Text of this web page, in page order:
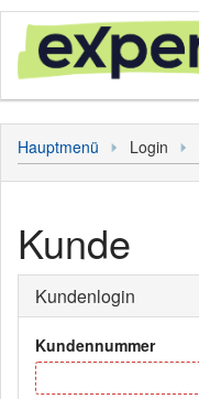
Login
Bediener
Personal
Sonstiges
Hauptmenü
Hauptmenü Login
Kunde
Kundenlogin
Kundennummer